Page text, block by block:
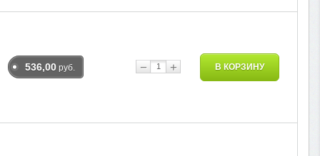
536,00 руб. − + В КОРЗИНУ